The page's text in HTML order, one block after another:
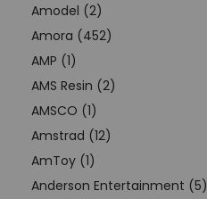
Amodel (2)
Amora (452)
AMP (1)
AMS Resin (2)
AMSCO (1)
Amstrad (12)
AmToy (1)
Anderson Entertainment (5)